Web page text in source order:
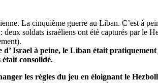
La cinquième guerre au Liban. C’est à
soldats israéliens ont été capturés par le
d’ Israel à peine, le Liban était
était consolidé.
les règles du jeu en éloignant le